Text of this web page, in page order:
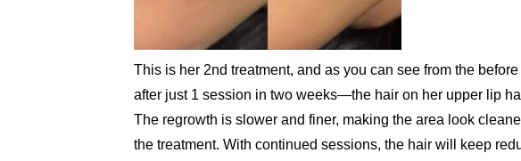
This is her 2nd treatment, and as you can see from the
after just 1 session in two weeks—the hair on her upper lip
The regrowth is slower and finer, making the area look
the treatment. With continued sessions, the hair will keep